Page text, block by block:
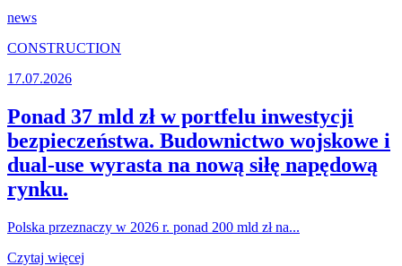
news
CONSTRUCTION
17.07.2026
Ponad 37 mld zł w portfelu inwestycji
bezpieczeństwa. Budownictwo wojskowe i
dual-use wyrasta na nową siłę napędową
rynku.
Polska przeznaczy w 2026 r. ponad 200 mld zł na...
Czytaj więcej